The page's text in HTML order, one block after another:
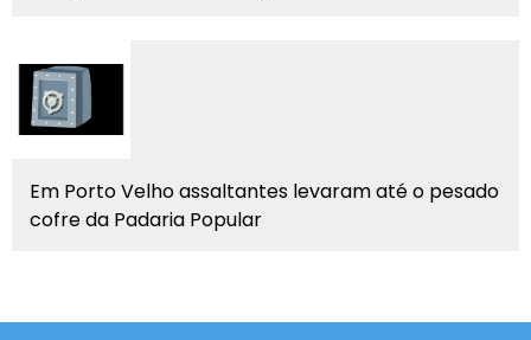
Em Porto Velho assaltantes levaram até o pesado
cofre da Padaria Popular